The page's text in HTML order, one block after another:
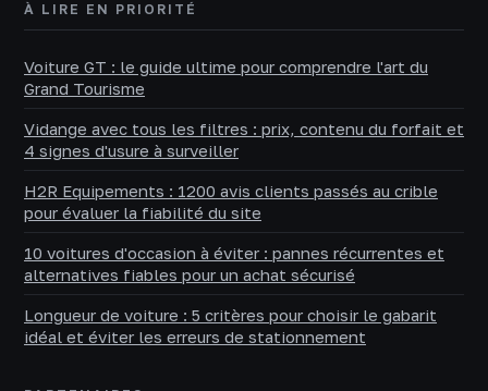
À LIRE EN PRIORITÉ
Voiture GT : le guide ultime pour comprendre l'art du
Grand Tourisme
Vidange avec tous les filtres : prix, contenu du forfait et
4 signes d'usure à surveiller
H2R Equipements : 1200 avis clients passés au crible
pour évaluer la fiabilité du site
10 voitures d'occasion à éviter : pannes récurrentes et
alternatives fiables pour un achat sécurisé
Longueur de voiture : 5 critères pour choisir le gabarit
idéal et éviter les erreurs de stationnement